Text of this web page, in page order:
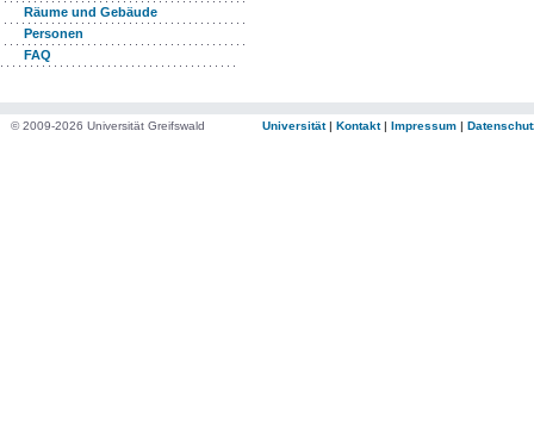
Räume und Gebäude
Personen
FAQ
© 2009-2026 Universität Greifswald Universität| Kontakt| Impressum |